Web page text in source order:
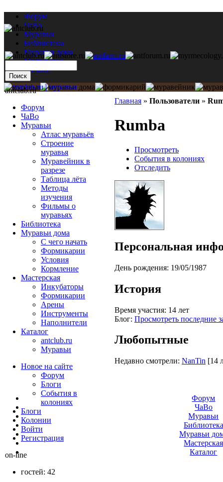
Форум
ЧаВо
Муравьи
Библиотека
Муравьи дома
Мастерская
Каталог
Главная » Пользователи »
Rumba
Просмотреть
События в колониях
Отследить
Персональная
День рождения: 19/05/1987
История
Время участия: 14 лет
Блог: Просмотреть последние
Любопытные
Недавно смотрели: NanTin [14
antclub.ru
Форум
ЧаВо
Муравьи
Атлас муравьёв
Строение
муравья
Муравейник в
разрезе
Таблица лёта
Методы
изучения
Фильмы о
муравьях
Библиотека
Муравьи дома
С чего начать
Формикарии
Условия
Кормление
Мастерская
Инкубаторы
Формикарии
Арены
Инструменты
Наполнители
Каталог
antclub.ru
Муравьи
Новое на сайте
Форум
Блоги
События в
колониях
Блоги
Колонии
Войти
Peгиcтpaция
on-line
гостей: 42
Форум
ЧаВо
Муравьи
Библиотека
Муравьи
Мастерская
Каталог